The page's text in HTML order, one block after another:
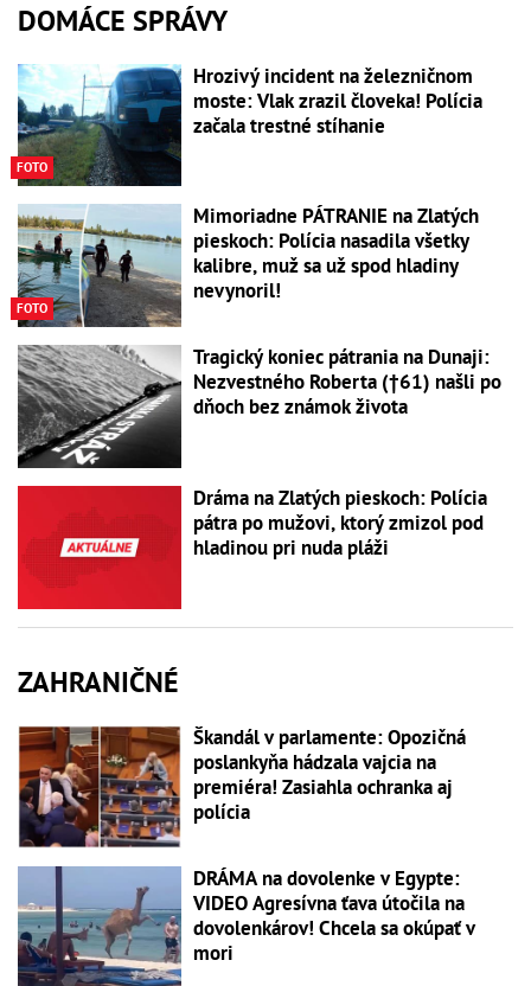
DOMÁCE SPRÁVY
FOTO
Hrozivý incident na železničnom
moste: Vlak zrazil človeka! Polícia
začala trestné stíhanie
FOTO
Mimoriadne PÁTRANIE na Zlatých
pieskoch: Polícia nasadila všetky
kalibre, muž sa už spod hladiny
nevynoril!
Tragický koniec pátrania na Dunaji:
Nezvestného Roberta (†61) našli po
dňoch bez známok života
Dráma na Zlatých pieskoch: Polícia
pátra po mužovi, ktorý zmizol pod
hladinou pri nuda pláži
ZAHRANIČNÉ
Škandál v parlamente: Opozičná
poslankyňa hádzala vajcia na
premiéra! Zasiahla ochranka aj
polícia
DRÁMA na dovolenke v Egypte:
VIDEO Agresívna ťava útočila na
dovolenkárov! Chcela sa okúpať v
mori